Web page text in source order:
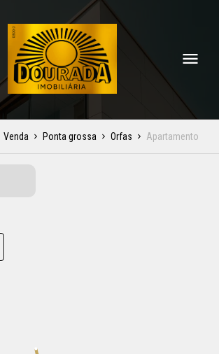
Venda Ponta grossa Orfas Apartamento